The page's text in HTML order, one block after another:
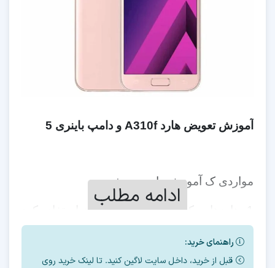
آموزش تعویض هارد A310f و دامپ باینری 5
مواردی ک آموزش داده می شود
2- مقدار cid برای این مدل به چه عددی باید تغییر
پیدا کند
ادامه مطلب
راهنمای خرید:
قبل از خرید، داخل سایت لاگین کنید. تا لینک خرید روی